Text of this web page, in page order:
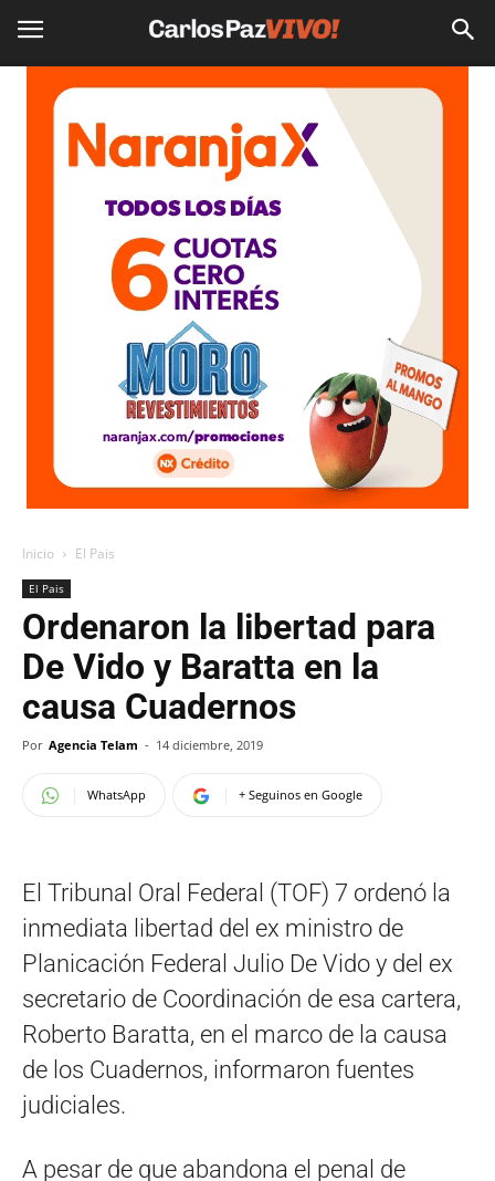
Inicio El Pais
El Pais
Ordenaron la libertad para
De Vido y Baratta en la
causa Cuadernos
Por Agencia Telam - 14 diciembre, 2019
WhatsApp + Seguinos en Google
El Tribunal Oral Federal (TOF) 7 ordenó la
inmediata libertad del ex ministro de
Planicación Federal Julio De Vido y del ex
secretario de Coordinación de esa cartera,
Roberto Baratta, en el marco de la causa
de los Cuadernos, informaron fuentes
judiciales.
A pesar de que abandona el penal de